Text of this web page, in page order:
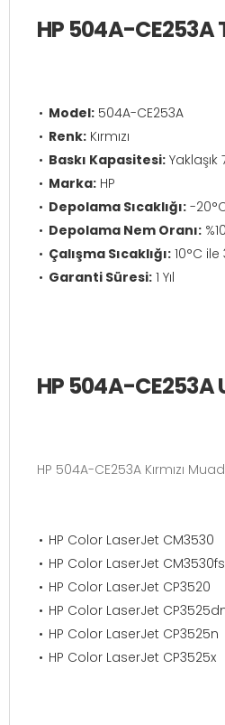
HP 504A-
Model: 504A-CE253A
Renk: Kırmızı
Baskı Kapasitesi:
Marka: HP
Depolama Sıcaklığı: -
Depolama Nem Oranı:
Çalışma Sıcaklığı: 10°C ile
Garanti Süresi: 1 Yıl
HP 504A-CE253A
HP 504A-CE253A Kırmızı
HP Color LaserJet CM3530
HP Color LaserJet CM3530fs
HP Color LaserJet CP3520
HP Color LaserJet
HP Color LaserJet CP3525n
HP Color LaserJet CP3525x